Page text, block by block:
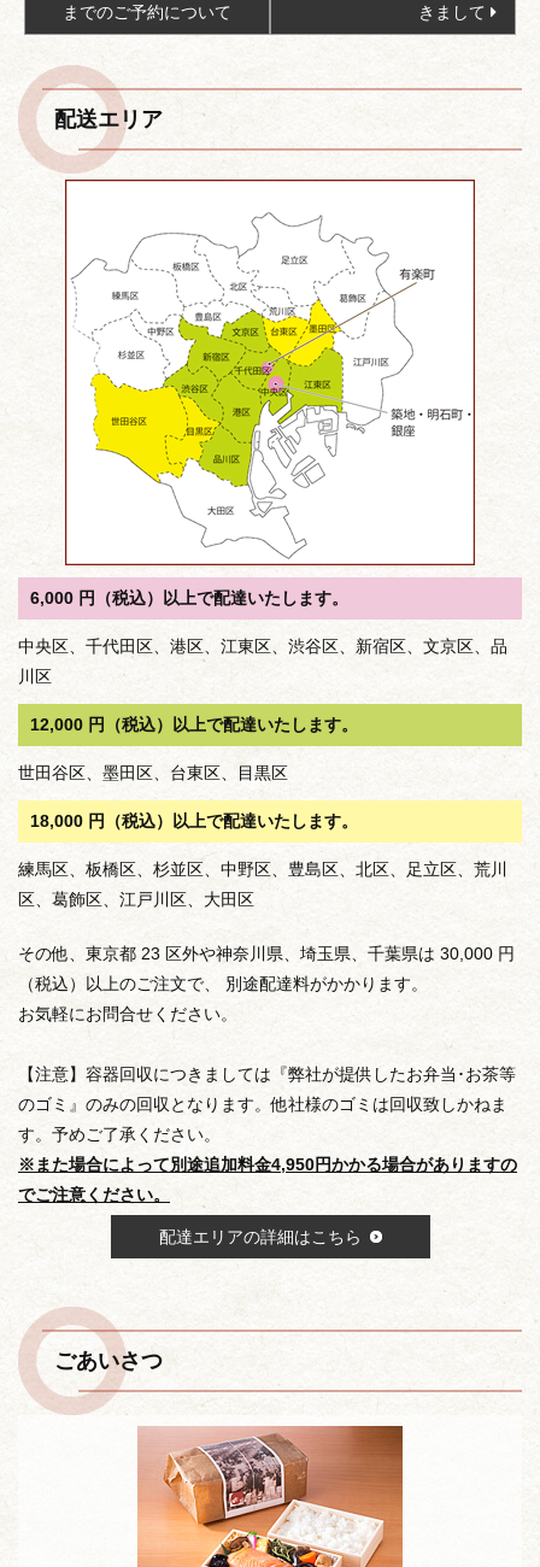
ナ
ビ
ゲ
ー
シ
までのご予約について
きまして
配送エリア
6,000 円（税込）以上で配達いたします。
中央区、千代田区、港区、江東区、渋谷区、新宿区、文京区、品
川区
12,000 円（税込）以上で配達いたします。
世田谷区、墨田区、台東区、目黒区
18,000 円（税込）以上で配達いたします。
練馬区、板橋区、杉並区、中野区、豊島区、北区、足立区、荒川
区、葛飾区、江戸川区、大田区
その他、東京都 23 区外や神奈川県、埼玉県、千葉県は 30,000 円
（税込）以上のご注文で、 別途配達料がかかります。
お気軽にお問合せください。
【注意】容器回収につきましては『弊社が提供したお弁当･お茶等
のゴミ』のみの回収となります。他社様のゴミは回収致しかねま
す。予めご了承ください。
※また場合によって別途追加料金4,950円かかる場合がありますの
でご注意ください。
配達エリアの詳細はこちら
ごあいさつ